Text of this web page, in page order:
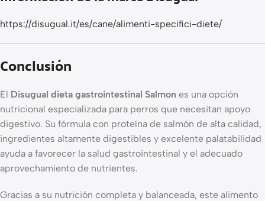
https://disugual.it/es/cane/alimenti-specifici-diete/
Conclusión
El Disugual dieta gastrointestinal Salmon es una opción
nutricional especializada para perros que necesitan apoyo
digestivo. Su fórmula con proteína de salmón de alta calidad,
ingredientes altamente digestibles y excelente palatabilidad
ayuda a favorecer la salud gastrointestinal y el adecuado
aprovechamiento de nutrientes.
Gracias a su nutrición completa y balanceada, este alimento